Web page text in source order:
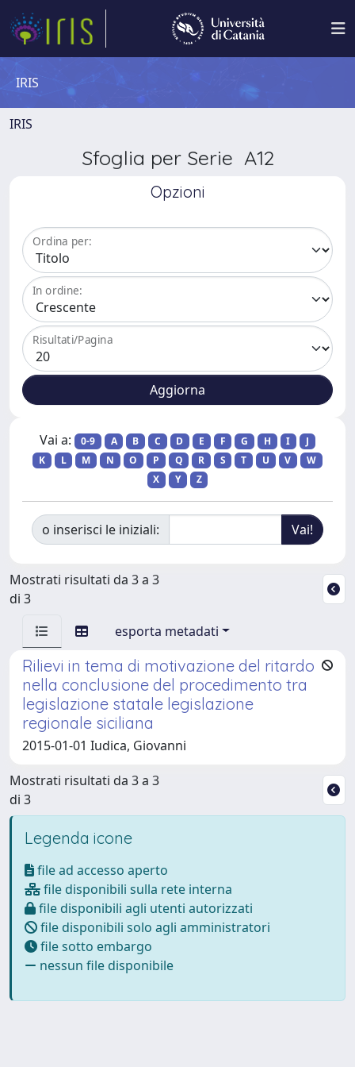
IRIS
IRIS
Sfoglia per Serie A12
Opzioni
Ordina per:
In ordine:
Risultati/Pagina
Vai a: 0-9 A B C D E F G H I
J
K
L M N O P Q R S T U V
W
X
Y Z
o inserisci le iniziali:
Mostrati risultati da 3 a 3
di 3
esporta metadati
Rilievi in tema di motivazione del ritardo
nella conclusione del procedimento tra
legislazione statale legislazione
regionale siciliana
2015-01-01 Iudica, Giovanni
Mostrati risultati da 3 a 3
di 3
Legenda icone
file ad accesso aperto
file disponibili sulla rete interna
file disponibili agli utenti autorizzati
file disponibili solo agli amministratori
file sotto embargo
nessun file disponibile